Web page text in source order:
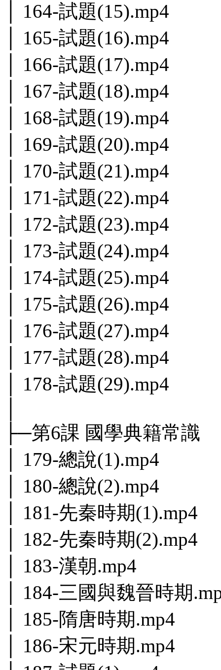
│ 164-試題(15).mp4
│ 165-試題(16).mp4
│ 166-試題(17).mp4
│ 167-試題(18).mp4
│ 168-試題(19).mp4
│ 169-試題(20).mp4
│ 170-試題(21).mp4
│ 171-試題(22).mp4
│ 172-試題(23).mp4
│ 173-試題(24).mp4
│ 174-試題(25).mp4
│ 175-試題(26).mp4
│ 176-試題(27).mp4
│ 177-試題(28).mp4
│ 178-試題(29).mp4
├─第6課 國學典籍常識
│ 179-總說(1).mp4
│ 180-總說(2).mp4
│ 181-先秦時期(1).mp4
│ 182-先秦時期(2).mp4
│ 183-漢朝.mp4
│ 184-三國與魏晉時期
│ 185-隋唐時期.mp4
│ 186-宋元時期.mp4